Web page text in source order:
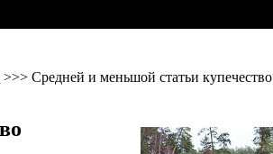
>>>Средней и меньшой статьи купечество